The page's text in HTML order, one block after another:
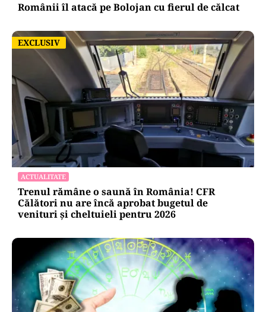
Românii îl atacă pe Bolojan cu fierul de călcat
EXCLUSIV
EXCLUSIV
ACTUALITATE
Trenul rămâne o saună în România! CFR
Călători nu are încă aprobat bugetul de
venituri și cheltuieli pentru 2026